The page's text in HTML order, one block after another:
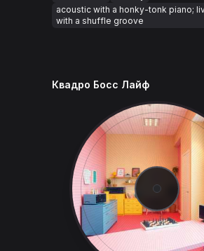
acoustic with a honky-tonk piano;
with a shuffle groove
Квадро Босс Лайф